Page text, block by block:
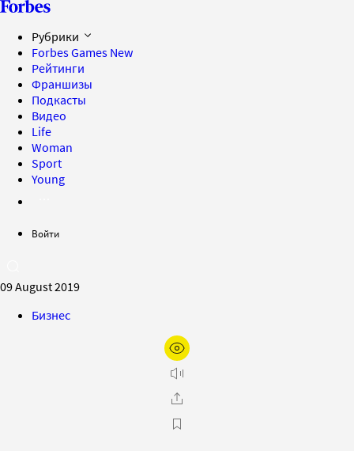
Рубрики
Forbes Games New
Рейтинги
Франшизы
Подкасты
Видео
Life
Woman
Sport
Young
Войти
09 August 2019
Бизнес